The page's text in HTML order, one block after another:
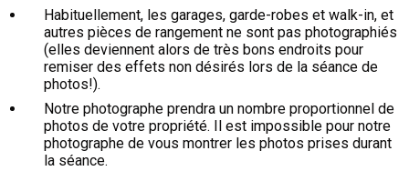
Habituellement, les garages, garde-robes et walk-in, et
autres pièces de rangement ne sont pas photographiés
(elles deviennent alors de très bons endroits pour
remiser des effets non désirés lors de la séance de
photos!).
Notre photographe prendra un nombre proportionnel de
photos de votre propriété. Il est impossible pour notre
photographe de vous montrer les photos prises durant
la séance.